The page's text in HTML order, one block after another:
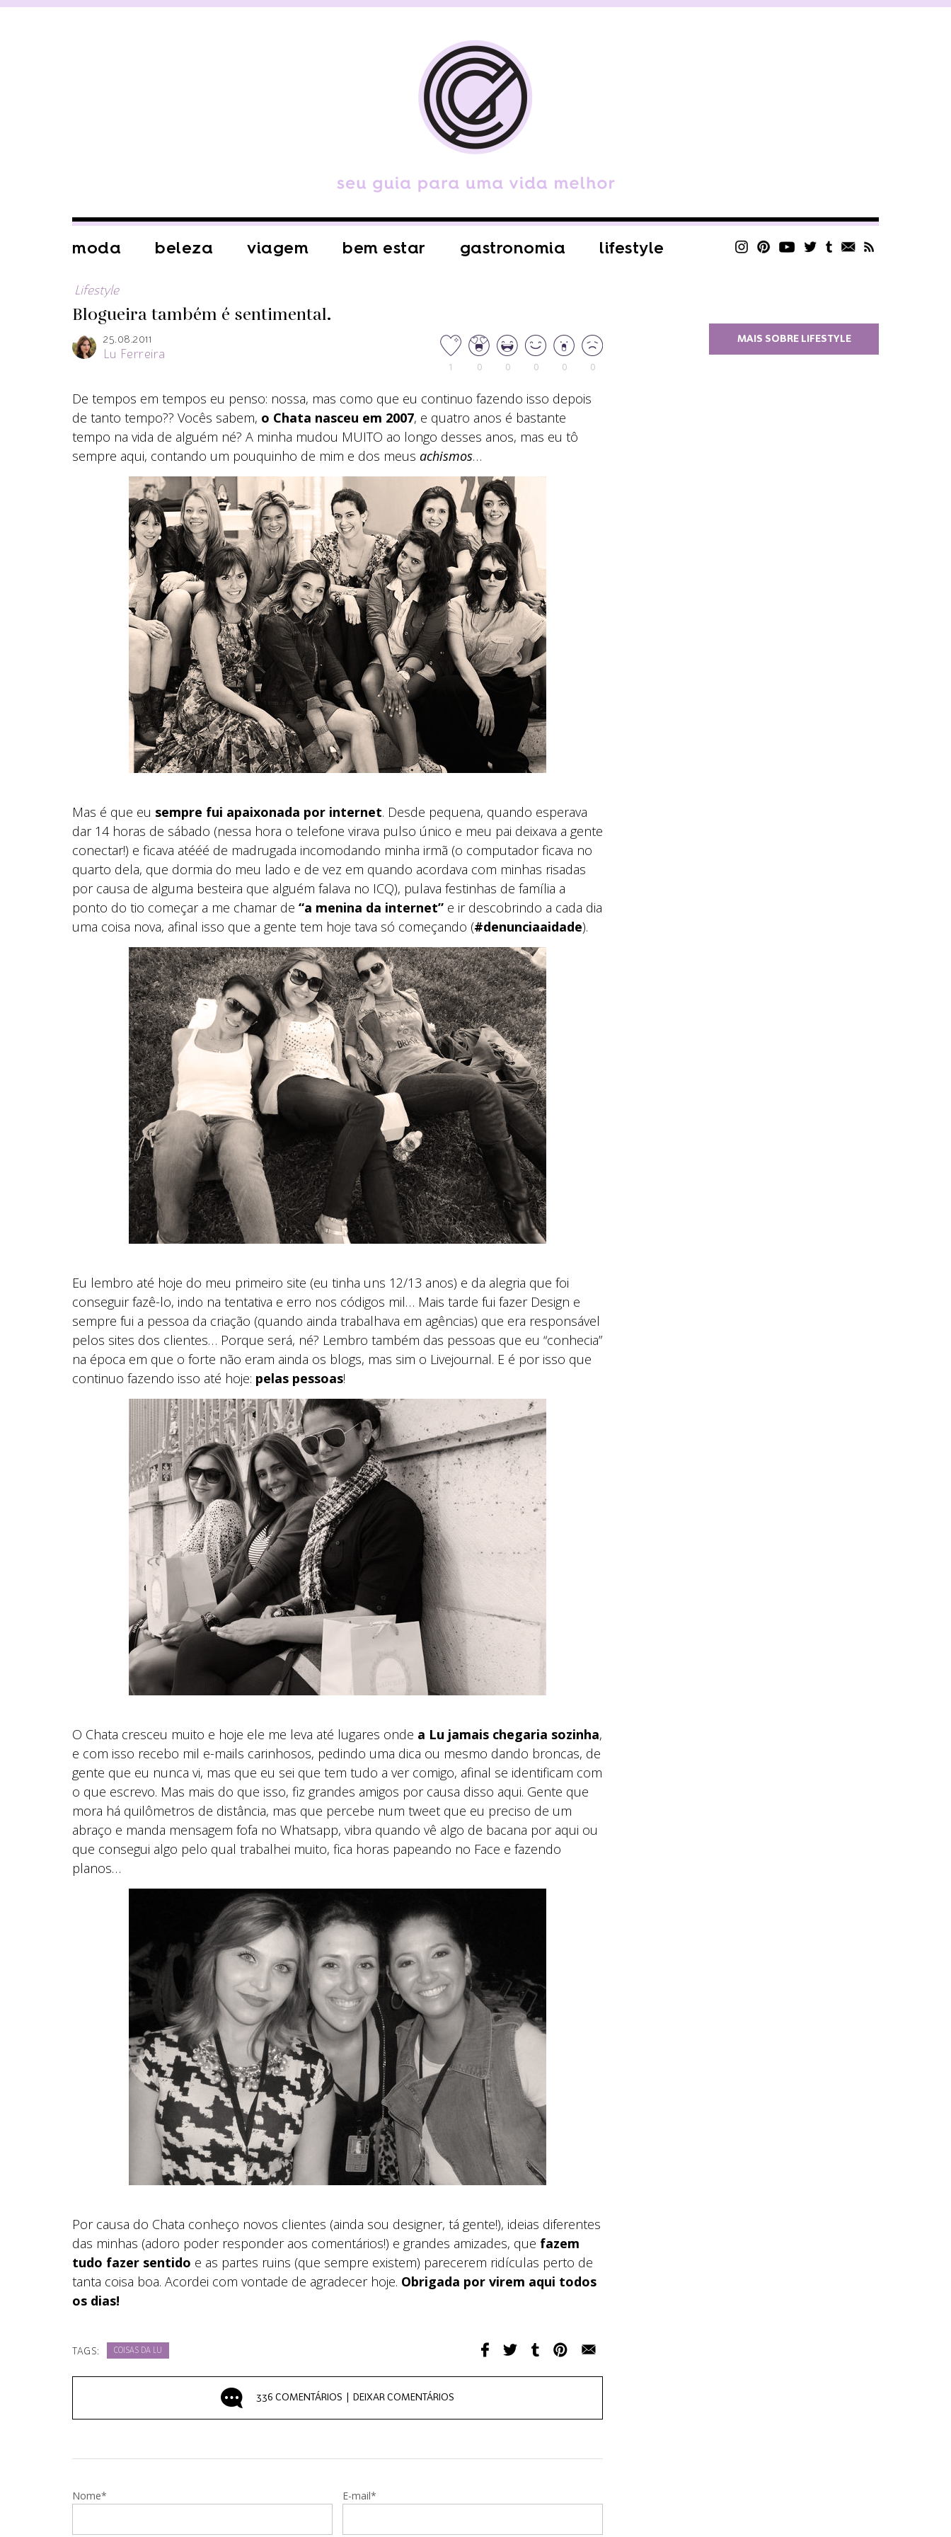
moda beleza viagem bem estar gastronomia lifestyle
Lifestyle
Blogueira também é sentimental.
25.08.2011
Lu Ferreira
1 0 0 0 0 0
De tempos em tempos eu penso: nossa, mas como que eu continuo fazendo isso depois
de tanto tempo?? Vocês sabem, o Chata nasceu em 2007, e quatro anos é bastante
tempo na vida de alguém né? A minha mudou MUITO ao longo desses anos, mas eu tô
sempre aqui, contando um pouquinho de mim e dos meus achismos…
Mas é que eu sempre fui apaixonada por internet. Desde pequena, quando esperava
dar 14 horas de sábado (nessa hora o telefone virava pulso único e meu pai deixava a gente
conectar!) e ficava atééé de madrugada incomodando minha irmã (o computador ficava no
quarto dela, que dormia do meu lado e de vez em quando acordava com minhas risadas
por causa de alguma besteira que alguém falava no ICQ), pulava festinhas de família a
ponto do tio começar a me chamar de “a menina da internet” e ir descobrindo a cada dia
uma coisa nova, afinal isso que a gente tem hoje tava só começando (#denunciaaidade).
Eu lembro até hoje do meu primeiro site (eu tinha uns 12/13 anos) e da alegria que foi
conseguir fazê-lo, indo na tentativa e erro nos códigos mil… Mais tarde fui fazer Design e
sempre fui a pessoa da criação (quando ainda trabalhava em agências) que era responsável
pelos sites dos clientes… Porque será, né? Lembro também das pessoas que eu “conhecia”
na época em que o forte não eram ainda os blogs, mas sim o Livejournal. E é por isso que
continuo fazendo isso até hoje: pelas pessoas!
O Chata cresceu muito e hoje ele me leva até lugares onde a Lu jamais chegaria sozinha,
e com isso recebo mil e-mails carinhosos, pedindo uma dica ou mesmo dando broncas, de
gente que eu nunca vi, mas que eu sei que tem tudo a ver comigo, afinal se identificam com
o que escrevo. Mas mais do que isso, fiz grandes amigos por causa disso aqui. Gente que
mora há quilômetros de distância, mas que percebe num tweet que eu preciso de um
abraço e manda mensagem fofa no Whatsapp, vibra quando vê algo de bacana por aqui ou
que consegui algo pelo qual trabalhei muito, fica horas papeando no Face e fazendo
planos…
Por causa do Chata conheço novos clientes (ainda sou designer, tá gente!), ideias diferentes
das minhas (adoro poder responder aos comentários!) e grandes amizades, que fazem
tudo fazer sentido e as partes ruins (que sempre existem) parecerem ridículas perto de
tanta coisa boa. Acordei com vontade de agradecer hoje. Obrigada por virem aqui todos
os dias!
TAGS: COISAS DA LU
336 COMENTÁRIOS | DEIXAR COMENTÁRIOS
Nome* E-mail*
MAIS SOBRE LIFESTYLE